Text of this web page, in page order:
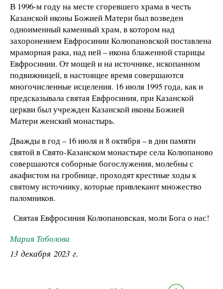
В 1996-м году на месте сгоревшего храма в честь
Казанской иконы Божией Матери был возведен
одноименный каменный храм, в котором над
захоронением Евфросинии Колюпановской поставлена
мраморная рака, над ней – икона блаженной старицы
Евфросинии. От мощей и на источнике, ископанном
подвижницей, в настоящее время совершаются
многочисленные исцеления. 16 июля 1995 года, как и
предсказывала святая Евфросиния, при Казанской
церкви был учрежден Казанской иконы Божией
Матери женский монастырь.
Дважды в год – 16 июля и 8 октября – в дни памяти
святой в Свято-Казанском монастыре села Колюпаново
совершаются соборные богослужения, молебны с
акафистом на гробнице, проходят крестные ходы к
святому источнику, которые привлекают множество
паломников.
Святая Евфросиния Колюпановская, моли Бога о нас!
Мария Тоболова
13 декабря 2023 г.